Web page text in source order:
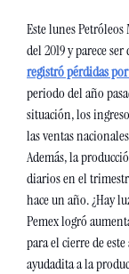
Este lunes
del 2019 y parece
registró pérdidas
periodo del año
situación, los
las ventas
Además, la
diarios en el
hace un año. ¿Hay
Pemex logró
para el cierre de
ayudadita a la